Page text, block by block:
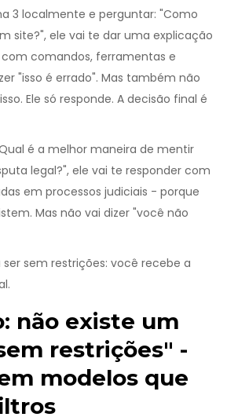
3 localmente e perguntar: "Como
site?", ele vai te dar uma explicação
comandos, ferramentas e
"isso é errado". Mas também não
Ele só responde. A decisão final é
é a melhor maneira de mentir
legal?", ele vai te responder com
em processos judiciais - porque
Mas não vai dizer "você não
sem restrições: você recebe a
não existe um
restrições" -
modelos que